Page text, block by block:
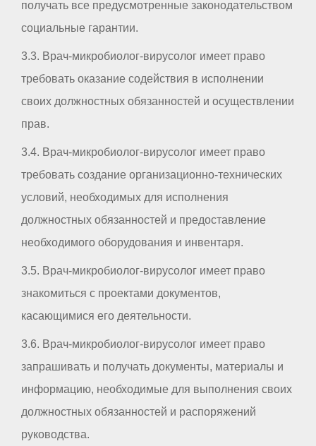
получать все предусмотренные законодательством
социальные гарантии.
3.3. Врач-микробиолог-вирусолог имеет право
требовать оказание содействия в исполнении
своих должностных обязанностей и осуществлении
прав.
3.4. Врач-микробиолог-вирусолог имеет право
требовать создание организационно-технических
условий, необходимых для исполнения
должностных обязанностей и предоставление
необходимого оборудования и инвентаря.
3.5. Врач-микробиолог-вирусолог имеет право
знакомиться с проектами документов,
касающимися его деятельности.
3.6. Врач-микробиолог-вирусолог имеет право
запрашивать и получать документы, материалы и
информацию, необходимые для выполнения своих
должностных обязанностей и распоряжений
руководства.